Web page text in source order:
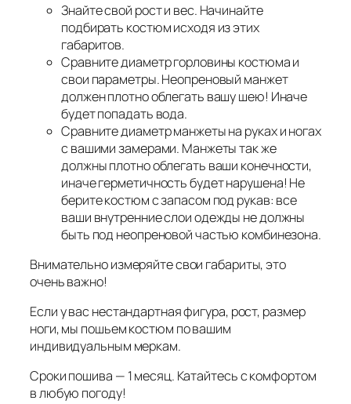
Знайте свой рост и вес. Начинайте
подбирать костюм исходя из этих
габаритов.
Сравните диаметр горловины костюма и
свои параметры. Неопреновый манжет
должен плотно облегать вашу шею! Иначе
будет попадать вода.
Сравните диаметр манжеты на руках и ногах
с вашими замерами. Манжеты так же
должны плотно облегать ваши конечности,
иначе герметичность будет нарушена! Не
берите костюм с запасом под рукав: все
ваши внутренние слои одежды не должны
быть под неопреновой частью комбинезона.
Внимательно измеряйте свои габариты, это
очень важно!
Если у вас нестандартная фигура, рост, размер
ноги, мы пошьем костюм по вашим
индивидуальным меркам.
Сроки пошива — 1 месяц. Катайтесь с комфортом
в любую погоду!